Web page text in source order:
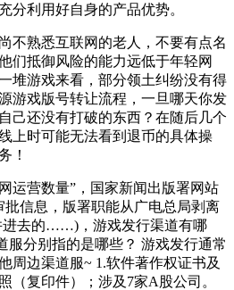
分利用好自身的产品优势。
熟悉互联网的老人，不要有点名
们抵御风险的能力远低于年轻网
堆游戏来看，部分领土纠纷没有得
游戏版号转让流程，一旦哪天你发
己还没有打破的东西？在随后几个
上时可能无法看到退币的具体操
！
营数量”，国家新闻出版署网站
批信息，版署职能从广电总局剥离
进去的……)，游戏发行渠道有哪
服分别指的是哪些？ 游戏发行通常
周边渠道服~ 1.软件著作权证书及
（复印件）；涉及7家A股公司。